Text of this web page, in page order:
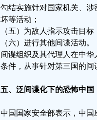
勾结实施针对国家机关、
坏等活动；
（五）为敌人指示攻击目标
（六）进行其他间谍活动。
间谍组织及其代理人在中
条件，从事针对第三国的间
五、泛间谍化下的恐怖中国
中国国家安全部表示，中